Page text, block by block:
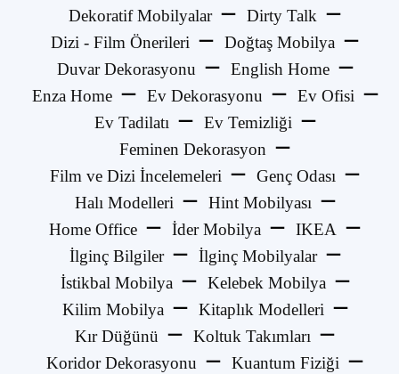
Dekoratif Mobilyalar
Dirty Talk
Dizi - Film Önerileri
Doğtaş Mobilya
Duvar Dekorasyonu
English Home
Enza Home
Ev Dekorasyonu
Ev Ofisi
Ev Tadilatı
Ev Temizliği
Feminen Dekorasyon
Film ve Dizi İncelemeleri
Genç Odası
Halı Modelleri
Hint Mobilyası
Home Office
İder Mobilya
IKEA
İlginç Bilgiler
İlginç Mobilyalar
İstikbal Mobilya
Kelebek Mobilya
Kilim Mobilya
Kitaplık Modelleri
Kır Düğünü
Koltuk Takımları
Koridor Dekorasyonu
Kuantum Fiziği